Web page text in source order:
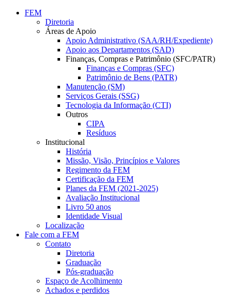
Conteúdo principal
FEM
Diretoria
Áreas de Apoio
Apoio Administrativo (SAA/RH/Expediente)
Apoio aos Departamentos (SAD)
Finanças, Compras e Patrimônio (SFC/PATR)
Finanças e Compras (SFC)
Patrimônio de Bens (PATR)
Manutenção (SM)
Serviços Gerais (SSG)
Tecnologia da Informação (CTI)
Outros
CIPA
Resíduos
Institucional
História
Missão, Visão, Princípios e Valores
Regimento da FEM
Certificação da FEM
Planes da FEM (2021-2025)
Avaliação Institucional
Livro 50 anos
Identidade Visual
Localização
Fale com a FEM
Contato
Diretoria
Graduação
Pós-graduação
Espaço de Acolhimento
Achados e perdidos